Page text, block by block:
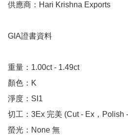
供應商：Hari Krishna Exports
GIA證書資料
重量：1.00ct - 1.49ct
顏色：K
淨度：SI1
切工：3Ex 完美 (Cut - Ex，Polish
螢光：None 無